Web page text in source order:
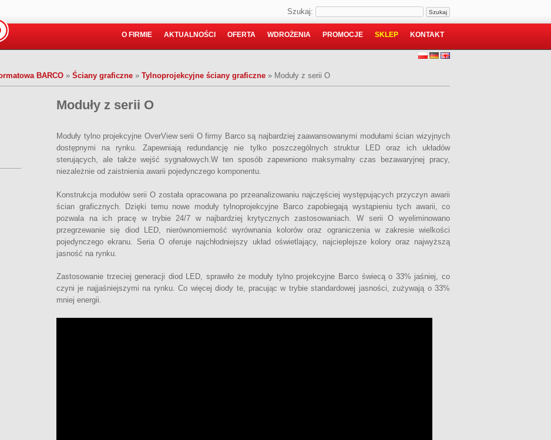
Szukaj:
O FIRMIE AKTUALNOŚCI OFERTA WDROŻENIA PROMOCJE SKLEP KONTAKT
BARCO » Ściany graficzne » Tylnoprojekcyjne ściany graficzne » Moduły z serii O
Moduły z serii O
Moduły tylno projekcyjne OverView serii O firmy Barco są najbardziej zaawansowanymi modułami ścian wizyjnych
dostępnymi na rynku. Zapewniają redundancję nie tylko poszczególnych struktur LED oraz ich układów
sterujących, ale także wejść sygnałowych.W ten sposób zapewniono maksymalny czas bezawaryjnej pracy,
niezależnie od zaistnienia awarii pojedynczego komponentu.
Konstrukcja modułów serii O została opracowana po przeanalizowaniu najczęściej występujących przyczyn awarii
ścian graficznych. Dzięki temu nowe moduły tylnoprojekcyjne Barco zapobiegają wystąpieniu tych awarii, co
pozwala na ich pracę w trybie 24/7 w najbardziej krytycznych zastosowaniach. W serii O wyeliminowano
przegrzewanie się diod LED, nierównomierność wyrównania kolorów oraz ograniczenia w zakresie wielkości
pojedynczego ekranu. Seria O oferuje najchłodniejszy układ oświetlający, najcieplejsze kolory oraz najwyższą
jasność na rynku.
Zastosowanie trzeciej generacji diod LED, sprawiło że moduły tylno projekcyjne Barco świecą o 33% jaśniej, co
czyni je najjaśniejszymi na rynku. Co więcej diody te, pracując w trybie standardowej jasności, zużywają o 33%
mniej energii.